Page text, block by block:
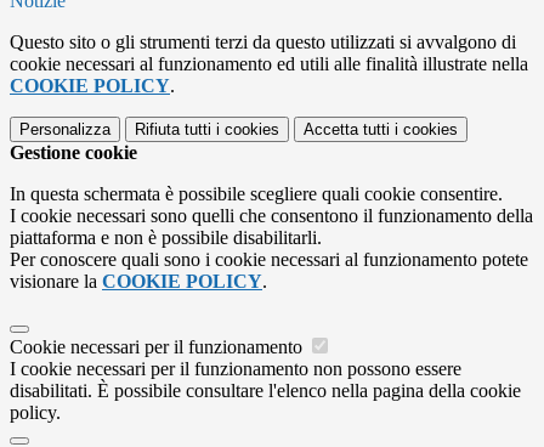
Questo sito o gli strumenti terzi da questo utilizzati si avvalgono di
cookie necessari al funzionamento ed utili alle finalità illustrate nella
COOKIE POLICY.
Personalizza Rifiuta tutti i cookies Accetta tutti i cookies
Gestione cookie
In questa schermata è possibile scegliere quali cookie consentire.
I cookie necessari sono quelli che consentono il funzionamento della
piattaforma e non è possibile disabilitarli.
Per conoscere quali sono i cookie necessari al funzionamento potete
visionare la COOKIE POLICY.
Cookie necessari per il funzionamento
I cookie necessari per il funzionamento non possono essere
disabilitati. È possibile consultare l'elenco nella pagina della cookie
policy.